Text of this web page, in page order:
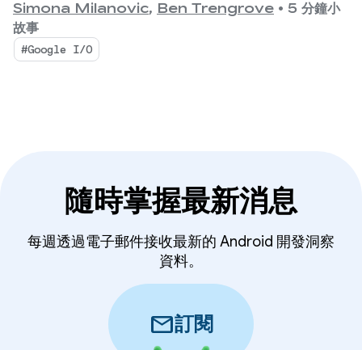
Simona Milanovic, Ben Trengrove • 5 分鐘小
故事
#Google I/O
隨時掌握最新消息
每週透過電子郵件接收最新的 Android 開發洞察
資料。
mail訂閱